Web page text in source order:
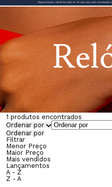
1 produtos encontrados
Ordenar por
Ordenar por
Filtrar
Menor Preço
Maior Preço
Mais vendidos
Lançamentos
A - Z
Z - A